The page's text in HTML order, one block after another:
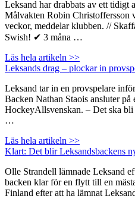
Leksand har drabbats av ett tidigt
Målvakten Robin Christoffersson
veckor, meddelar klubben. //
Swish! ✔ 3 måna …
Läs hela artikeln >>
Leksands drag – plockar in
Leksand tar in en provspelare
Backen Nathan Staois ansluter
HockeyAllsvenskan. – Det ska bli
…
Läs hela artikeln >>
Klart: Det blir Leksandsbackens
Olle Strandell lämnade Leksand
backen klar för en flytt till en
Finland efter att ha lämnat